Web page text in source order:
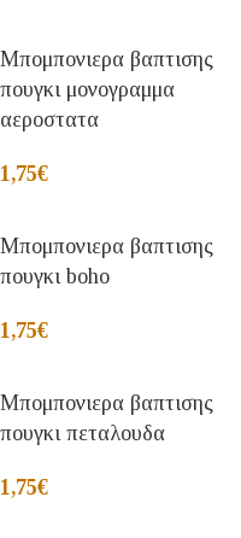
Μπομπονιερα βαπτισης
πουγκι μονογραμμα
αεροστατα
1,75€
Μπομπονιερα βαπτισης
πουγκι boho
1,75€
Μπομπονιερα βαπτισης
πουγκι πεταλουδα
1,75€